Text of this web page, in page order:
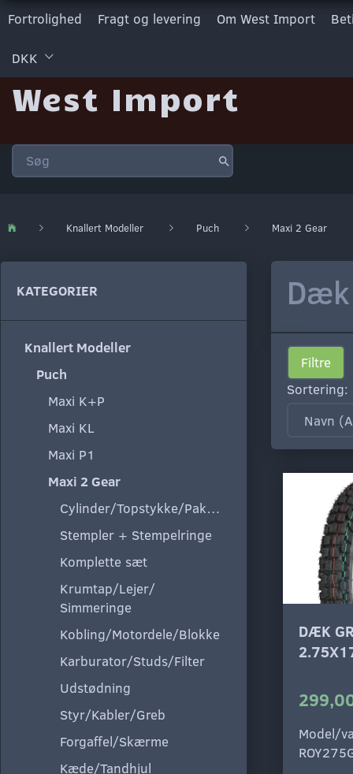
Fortrolighed Fragt og levering Om West Import
DKK
West Import
Knallert Modeller Puch Maxi 2 Gear
KATEGORIER
Knallert Modeller
Puch
Maxi K+P
Maxi KL
Maxi P1
Maxi 2 Gear
Cylinder/Topstykke/Pakning
Stempler + Stempelringe
Komplette sæt
Krumtap/Lejer/
Simmeringe
Kobling/Motordele/Blokke
Karburator/Studs/Filter
Udstødning
Styr/Kabler/Greb
Forgaffel/Skærme
Kæde/Tandhjul
Filtre
Sortering:
DÆK
Model/